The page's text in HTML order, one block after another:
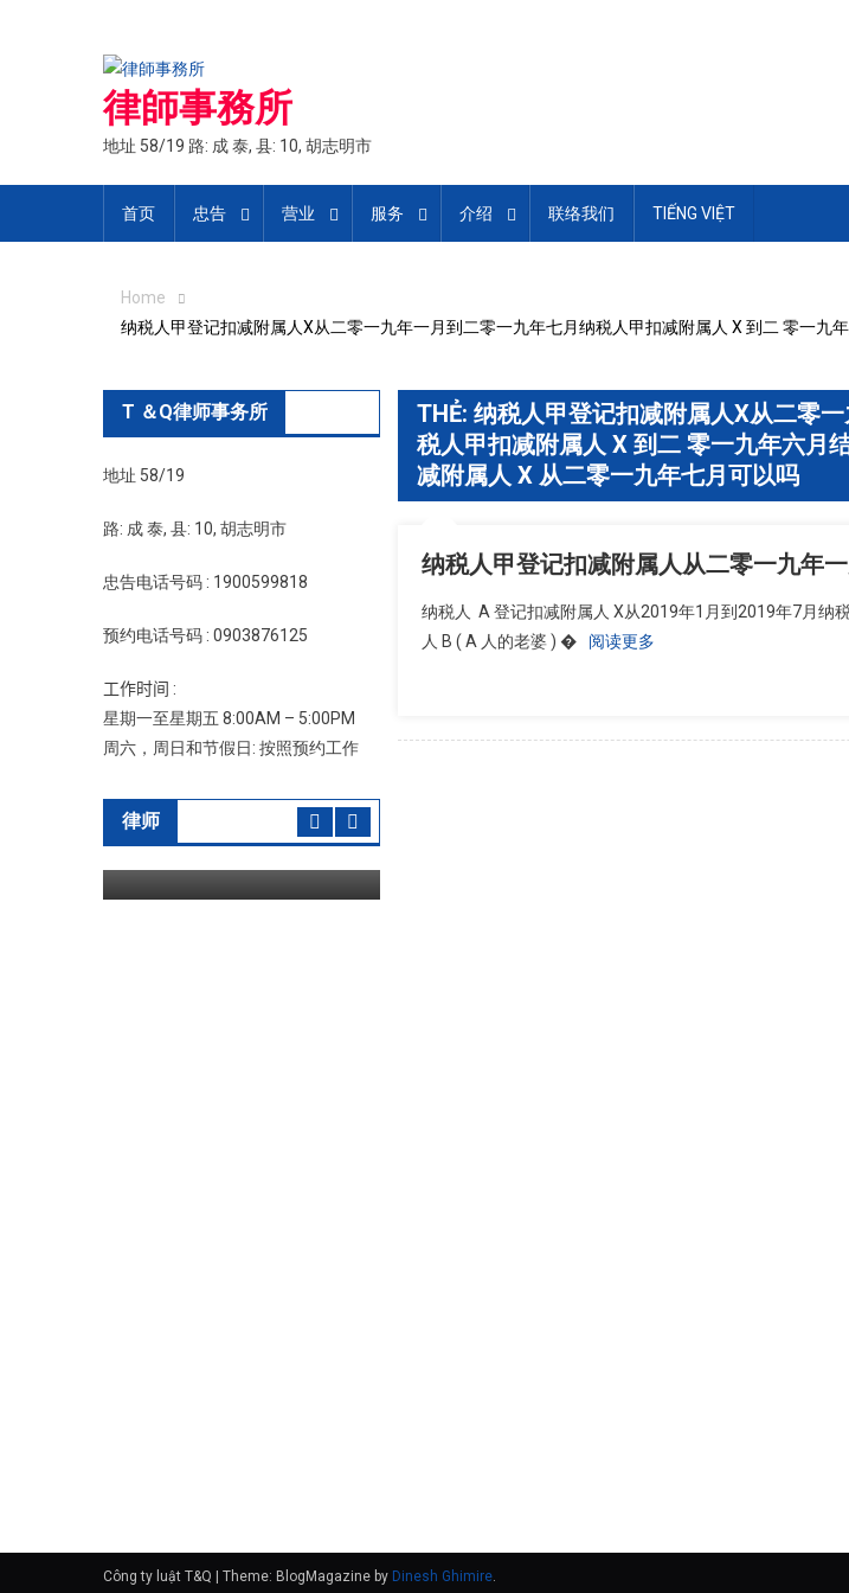
律師事務所
地址 58/19 路: 成 泰, 县: 10, 胡志明市
首页 忠告 营业 服务 介绍 联络我们 TIẾNG VIỆT
Home
纳税人甲登记扣减附属人X从二零一九年一月到二零一九年七月纳税人甲扣减附属人 X 到二 零一
THẺ: 纳税人甲登记扣减附属人X从二零
税人甲扣减附属人 X 到二 零一九年六月
减附属人 X 从二零一九年七月可以吗
纳税人甲登记扣减附属人从二零一九年
纳税人 A 登记扣减附属人 X从2019年1月到2019年7月纳
人 B ( A 人的老婆 ) �
阅读更多
T ＆Q律师事务所
地址 58/19
路: 成 泰, 县: 10, 胡志明市
忠告电话号码 : 1900599818
预约电话号码 : 0903876125
工作时间 :
星期一至星期五 8:00AM – 5:00PM
周六，周日和节假日: 按照预约工作
律师
律师 Công Vinh
Công ty luật T&Q | Theme: BlogMagazine by Dinesh Ghimire